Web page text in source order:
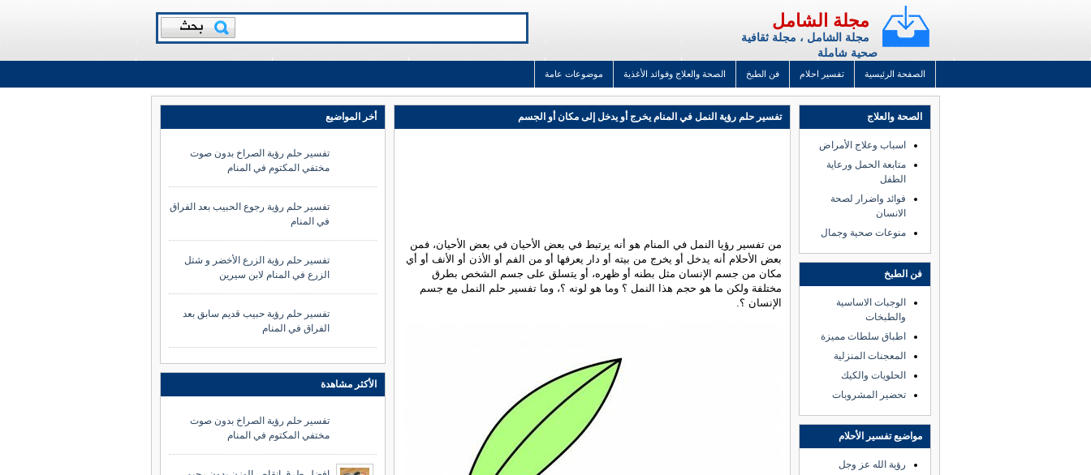
مجلة الشامل
مجلة الشامل ، مجلة ثقافية
صحية شاملة
الصفحة الرئيسية تفسير احلام فن الطبخ الصحة والعلاج وفوائد الأغذية موضوعات عامة
تفسير حلم رؤية النمل في المنام يخرج أو يدخل إلى مكان أو الجسم
من تفسير رؤيا النمل في المنام هو أنه يرتبط في بعض الأحيان في بعض الأحيان، فمن
بعض الأحلام أنه يدخل أو يخرج من بيته أو دار يعرفها أو من الفم أو الأذن أو الأنف أو أي
مكان من جسم الإنسان مثل بطنه أو ظهره، أو يتسلق على جسم الشخص بطرق
مختلفة ولكن ما هو حجم هذا النمل ؟ وما هو لونه ؟، وما تفسير حلم النمل مع جسم
الإنسان ؟.
الصحة والعلاج
اسباب وعلاج الأمراض
متابعة الحمل ورعاية
الطفل
فوائد واضرار لصحة
الانسان
منوعات صحية وجمال
فن الطبخ
الوجبات الاساسية
والطبخات
اطباق سلطات مميزة
المعجنات المنزلية
الحلويات والكيك
تحضير المشروبات
مواضيع تفسير الأحلام
رؤية الله عز وجل
أخر المواضيع
تفسير حلم رؤية الصراخ بدون صوت
مختفي المكتوم في المنام
تفسير حلم رؤية رجوع الحبيب بعد الفراق
في المنام
تفسير حلم رؤية الزرع الأخضر و شتل
الزرع في المنام لابن سيرين
تفسير حلم رؤية حبيب قديم سابق بعد
الفراق في المنام
الأكثر مشاهدة
تفسير حلم رؤية الصراخ بدون صوت
مختفي المكتوم في المنام